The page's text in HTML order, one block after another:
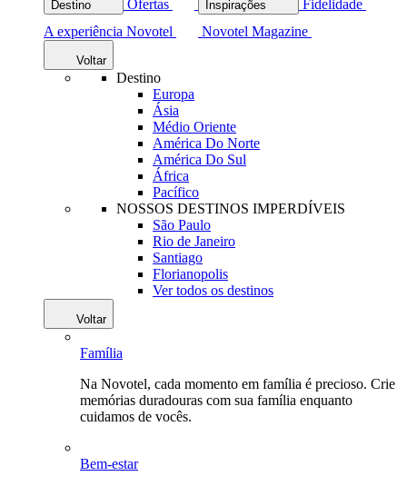
Destino Ofertas Inspirações
Fidelidade
A experiência Novotel
Novotel Magazine
Voltar
Destino
Europa
Ásia
Médio Oriente
América Do Norte
América Do Sul
África
Pacífico
NOSSOS DESTINOS IMPERDÍVEIS
São Paulo
Rio de Janeiro
Santiago
Florianopolis
Ver todos os destinos
Voltar
Família
Na Novotel, cada momento em família é precioso. Crie
memórias duradouras com sua família enquanto
cuidamos de vocês.
Bem-estar